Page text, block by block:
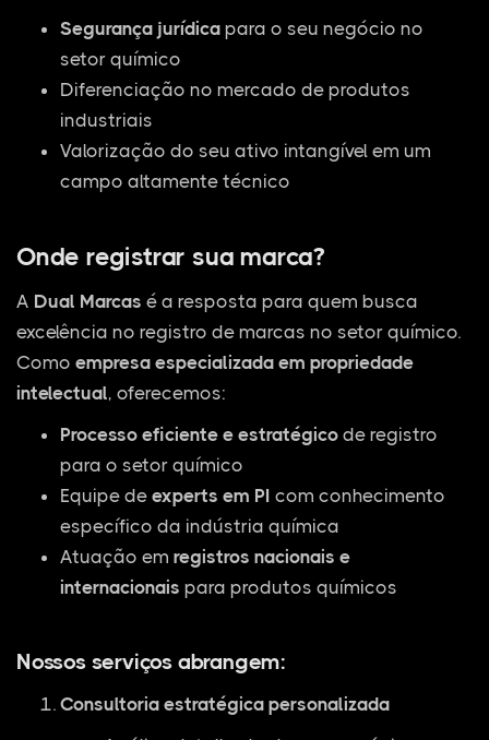
Segurança jurídica para o seu negócio no
setor químico
Diferenciação no mercado de produtos
industriais
Valorização do seu ativo intangível em um
campo altamente técnico
Onde registrar sua marca?
A Dual Marcas é a resposta para quem busca
excelência no registro de marcas no setor químico.
Como empresa especializada em propriedade
intelectual, oferecemos:
Processo eficiente e estratégico de registro
para o setor químico
Equipe de experts em PI com conhecimento
específico da indústria química
Atuação em registros nacionais e
internacionais para produtos químicos
Nossos serviços abrangem:
Consultoria estratégica personalizada